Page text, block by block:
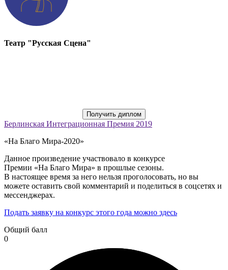
Театр "Русская Сцена"
Получить диплом
Берлинская Интеграционная Премия 2019
«На Благо Мира-2020»
Данное произведение участвовало в конкурсе
Премии «На Благо Мира» в прошлые сезоны.
В настоящее время за него нельзя проголосовать, но вы
можете оставить свой комментарий и поделиться в соцсетях и
мессенджерах.
Подать заявку на конкурс этого года можно здесь
Общий балл
0